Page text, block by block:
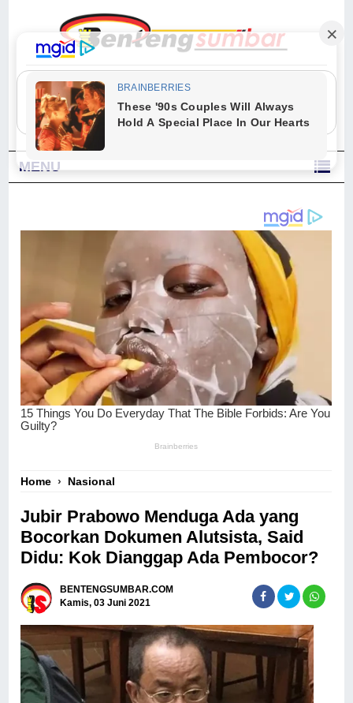
"Sesungguhnya Allah dan para malaikat-Nya berselawat untuk Nabi.
Wahai orang-orang yang beriman, berselawatlah kamu untuk Nabi dan
ucapkanlah salam dengan penuh penghormatan kepadanya." (Qs. Al
Ahzab Ayat 56)
MENU
Home › Nasional
Jubir Prabowo Menduga Ada yang
Bocorkan Dokumen Alutsista, Said
Didu: Kok Dianggap Ada Pembocor?
BENTENGSUMBAR.COM
Kamis, 03 Juni 2021